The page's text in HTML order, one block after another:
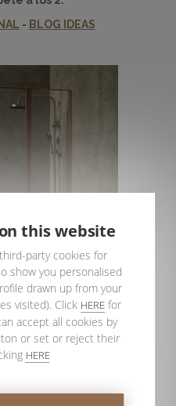
- BLOG IDEAS
this website
party cookies for
show you personalised
drawn up from your
visited). Click HERE for
accept all cookies by
or set or reject their
HERE